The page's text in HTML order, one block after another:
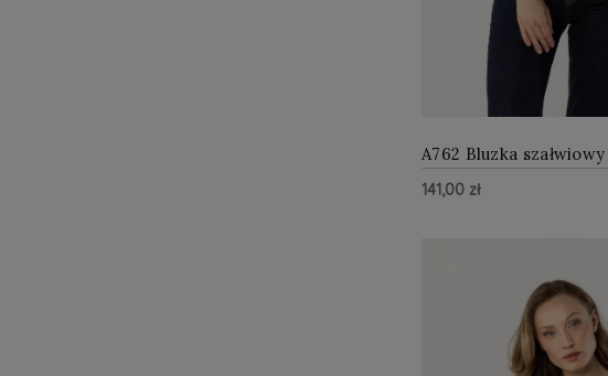
A762 Bluzka szałwiowy
141,00 zł